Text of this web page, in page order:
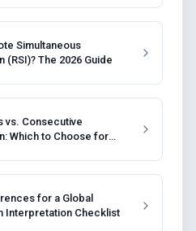
Simultaneous
(RSI)? The 2026 Guide
vs. Consecutive
Which to Choose for
for a Global
Interpretation Checklist